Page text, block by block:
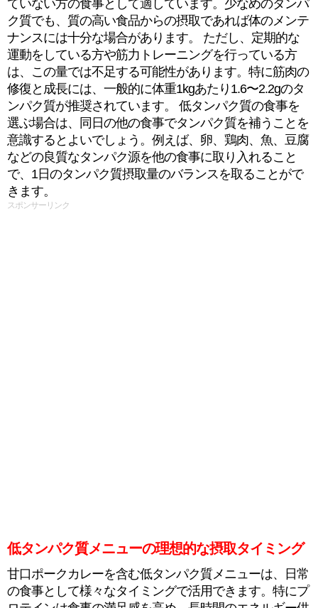
ていない方の食事として適しています。少なめのタンパ
ク質でも、質の高い食品からの摂取であれば体のメンテ
ナンスには十分な場合があります。 ただし、定期的な
運動をしている方や筋力トレーニングを行っている方
は、この量では不足する可能性があります。特に筋肉の
修復と成長には、一般的に体重1kgあたり1.6〜2.2gのタ
ンパク質が推奨されています。 低タンパク質の食事を
選ぶ場合は、同日の他の食事でタンパク質を補うことを
意識するとよいでしょう。例えば、卵、鶏肉、魚、豆腐
などの良質なタンパク源を他の食事に取り入れること
で、1日のタンパク質摂取量のバランスを取ることがで
きます。
スポンサーリンク
低タンパク質メニューの理想的な摂取タイミング
甘口ポークカレーを含む低タンパク質メニューは、日常
の食事として様々なタイミングで活用できます。特にプ